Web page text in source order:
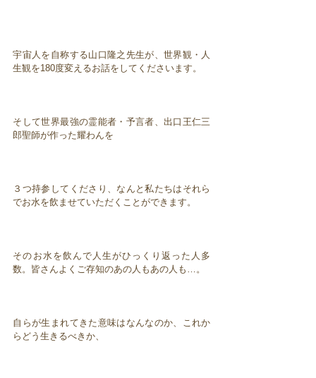
宇宙人を自称する山口隆之先生が、世界観・人
生観を180度変えるお話をしてくださいます。
そして世界最強の霊能者・予言者、出口王仁三
郎聖師が作った耀わんを
３つ持参してくださり、なんと私たちはそれら
でお水を飲ませていただくことができます。
そのお水を飲んで人生がひっくり返った人多
数。皆さんよくご存知のあの人もあの人も…。
自らが生まれてきた意味はなんなのか、これか
らどう生きるべきか、